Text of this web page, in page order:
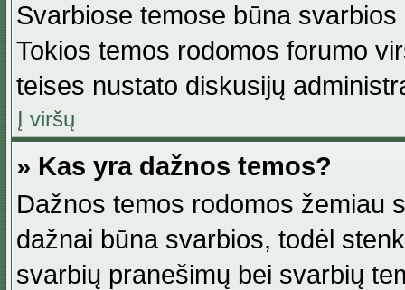
Svarbiose temose būna
Tokios temos rodomos forumo
teises nustato diskusijų
Į viršų
» Kas yra dažnos temos?
Dažnos temos rodomos žemiau
dažnai būna svarbios, todėl
svarbių pranešimų bei svarbių